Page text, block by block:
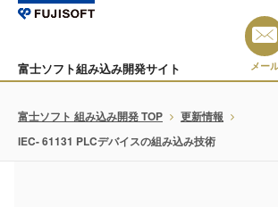
富士ソフト組み込み開発サイト メー
富士ソフト 組み込み開発 TOP
更新情報
IEC- 61131 PLCデバイスの組み込み技術